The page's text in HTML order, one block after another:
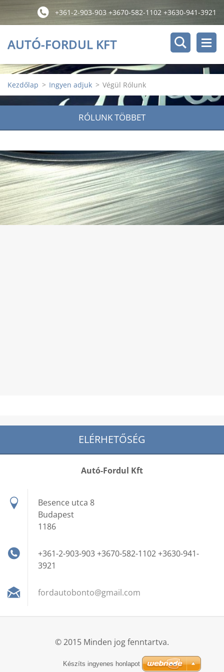
+361-2-903-903 +3670-582-1102 +3630-941-3921
AUTÓ-FORDUL KFT
Kezdőlap > Ingyen adjuk > Végül Rólunk
RÓLUNK TÖBBET
ELÉRHETŐSÉG
Autó-Fordul Kft
Besence utca 8
Budapest
1186
+361-2-903-903 +3670-582-1102 +3630-941-
3921
fordautobonto@gmail.com
© 2015 Minden jog fenntartva.
Készíts ingyenes honlapot